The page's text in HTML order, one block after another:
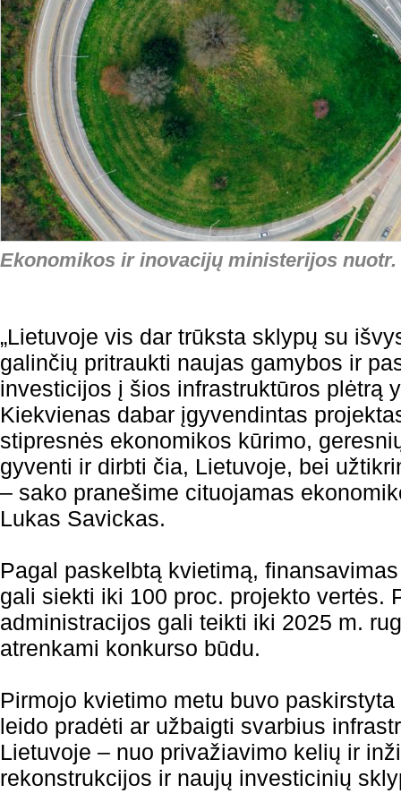
Ekonomikos ir inovacijų ministerijos nuotr.
„Lietuvoje vis dar trūksta sklypų su
galinčių pritraukti naujas gamybos ir
investicijos į šios infrastruktūros plėtrą
Kiekvienas dabar įgyvendintas
stipresnės ekonomikos kūrimo,
gyventi ir dirbti čia, Lietuvoje, bei
– sako pranešime cituojamas
Lukas Savickas.
Pagal paskelbtą kvietimą,
gali siekti iki 100 proc. projekto vertės.
administracijos gali teikti iki 2025 m.
atrenkami konkurso būdu.
Pirmojo kvietimo metu buvo
leido pradėti ar užbaigti svarbius
Lietuvoje – nuo privažiavimo kelių ir
rekonstrukcijos ir naujų investicinių